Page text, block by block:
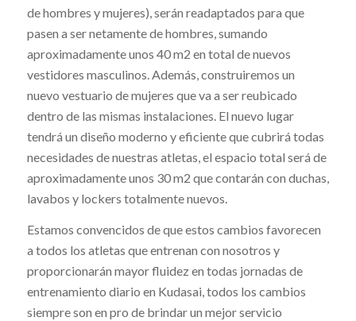
de hombres y mujeres), serán readaptados para que
pasen a ser netamente de hombres​, sumando
aproximadamente unos 40 m2 en total de nuevos
vestidores masculinos​. Además, construiremos un
nuevo vestuario de mujeres ​que ​va a ser reubicado
dentro de las mismas instalaciones. El nuevo lugar ​
tendrá un diseño moderno y eficiente que cubrirá todas
necesidade​s de nuestras atletas​, el espacio total será de
aproximadamente unos 30 m2 que contarán con duchas,
lavabos y lockers totalmente nuevos.
Estamos convencidos de que estos cambios ​favorecen
a todos los atletas que entrenan con nosotros ​y
proporcionarán mayor fluidez ​en todas jornadas de
entrenamiento ​diario en Kudasai​, todos los cambios
siempre son en pro de brindar un mejor servicio